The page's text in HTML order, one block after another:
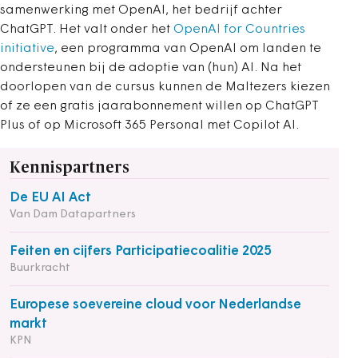
samenwerking met OpenAI, het bedrijf achter
ChatGPT. Het valt onder het OpenAI for Countries
initiative, een programma van OpenAI om landen te
ondersteunen bij de adoptie van (hun) AI. Na het
doorlopen van de cursus kunnen de Maltezers kiezen
of ze een gratis jaarabonnement willen op ChatGPT
Plus of op Microsoft 365 Personal met Copilot AI.
Kennispartners
De EU AI Act
Van Dam Datapartners
Feiten en cijfers Participatiecoalitie 2025
Buurkracht
Europese soevereine cloud voor Nederlandse
markt
KPN